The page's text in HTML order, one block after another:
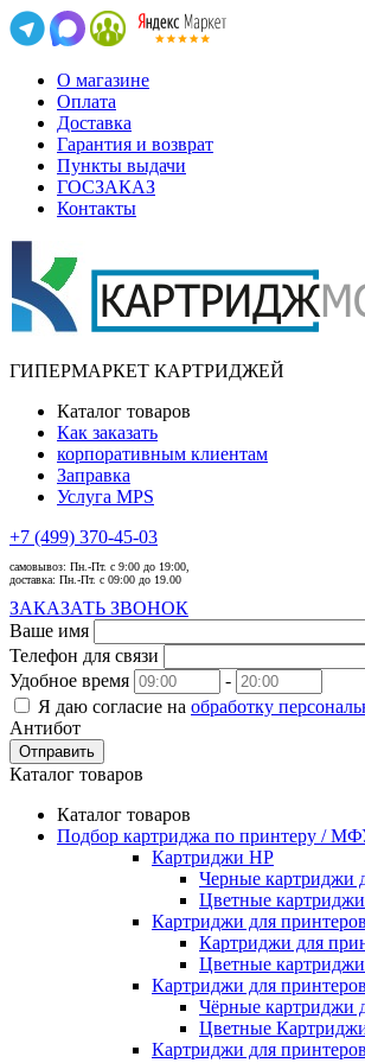
О магазине
Оплата
Доставка
Гарантия и возврат
Пункты выдачи
ГОСЗАКАЗ
Контакты
ГИПЕРМАРКЕТ КАРТРИДЖЕЙ
Каталог товаров
Как заказать
корпоративным клиентам
Заправка
Услуга MPS
+7 (499) 370-45-03
самовывоз: Пн.-Пт. с 9:00 до 19:00,
доставка: Пн.-Пт. с 09:00 до 19.00
ЗАКАЗАТЬ ЗВОНОК
Ваше имя
Телефон для связи
Удобное время
-
Я даю согласие на обработку
Антибот
Отправить
Каталог товаров
Каталог товаров
Подбор картриджа по принтеру /
Картриджи HP
Черные картриджи
Цветные
Картриджи для
Картриджи для
Цветные
Картриджи для
Чёрные картриджи
Цветные
Картриджи для